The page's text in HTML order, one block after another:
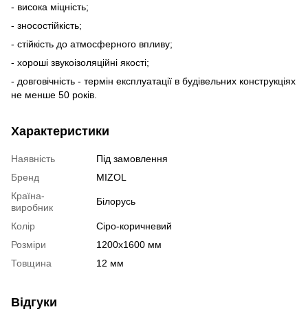
- висока міцність;
- зносостійкість;
- стійкість до атмосферного впливу;
- хороші звукоізоляційні якості;
- довговічність - термін експлуатації в будівельних конструкціях
не менше 50 років.
Характеристики
Наявність
Під замовлення
Бренд
MIZOL
Країна-
виробник
Білорусь
Колір
Сіро-коричневий
Розміри
1200х1600 мм
Товщина
12 мм
Відгуки